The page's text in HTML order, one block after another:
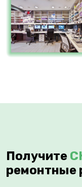
Получите
ремонтные